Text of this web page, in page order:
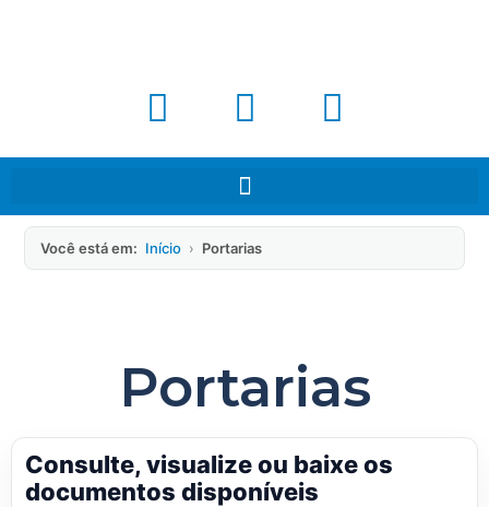
Você está em: Início › Portarias
Portarias
Consulte, visualize ou baixe os
documentos disponíveis